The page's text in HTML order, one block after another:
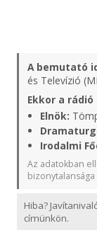
A bemutató
és Televízió
Ekkor a
Elnök:
Irodalmi
Az adatokban
bizonytalansága
Hiba?
címünkön.